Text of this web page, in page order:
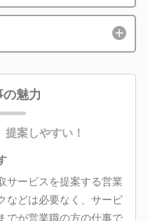
魅力
案しやすい！
サービスを提案する営業
などは必要なく、サービ
でが営業職の方の仕事で